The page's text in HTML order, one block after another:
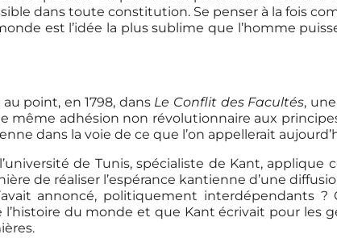
dans toute constitution. Se penser à la fois
est l’idée la plus sublime que l’homme
point, en 1798, dans Le Conflit des Facultés,
même adhésion non révolutionnaire aux
dans la voie de ce que l’on appellerait
de Tunis, spécialiste de Kant,
de réaliser l’espérance kantienne d’une
annoncé, politiquement interdépendants
l’histoire du monde et que Kant écrivait pour